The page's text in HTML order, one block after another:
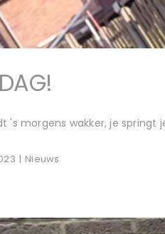
's morgens wakker, je
| Nieuws